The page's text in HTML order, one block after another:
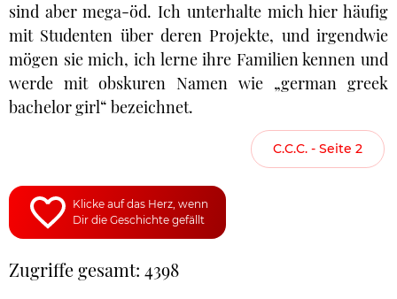
sind aber mega-öd. Ich unterhalte mich hier häufig
mit Studenten über deren Projekte, und irgendwie
mögen sie mich, ich lerne ihre Familien kennen und
werde mit obskuren Namen wie „german greek
bachelor girl“ bezeichnet.
C.C.C. - Seite 2
Klicke auf das Herz, wenn
Dir die Geschichte gefällt
Zugriffe gesamt: 4398